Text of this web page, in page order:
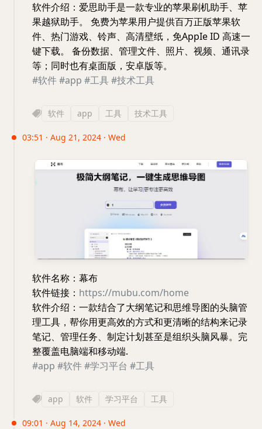
软件介绍：爱思助手是一款专业的苹果刷机助手、苹
果越狱助手。 免费为苹果用户提供百万正版苹果软
件、热门游戏、铃声、高清壁纸，免AppIe ID 高速一
键下载。 备份数据、管理文件、照片、视频、通讯录
等；同时也有桌面版，安卓版等。
#软件#app #工具#技术工具
软件 app 工具 技术工具
03:51 · Aug 21, 2024 · Wed
软件名称：幕布
软件链接： https://mubu.com/home
软件介绍：一款结合了大纲笔记和思维导图的头脑管
理工具，帮你用更高效的方式和更清晰的结构来记录
笔记、管理任务、制定计划甚至是组织头脑风暴。完
整覆盖电脑端和移动端.
#app #软件#学习平台 #工具
app 软件 学习平台 工具
09:01 · Aug 14, 2024 · Wed